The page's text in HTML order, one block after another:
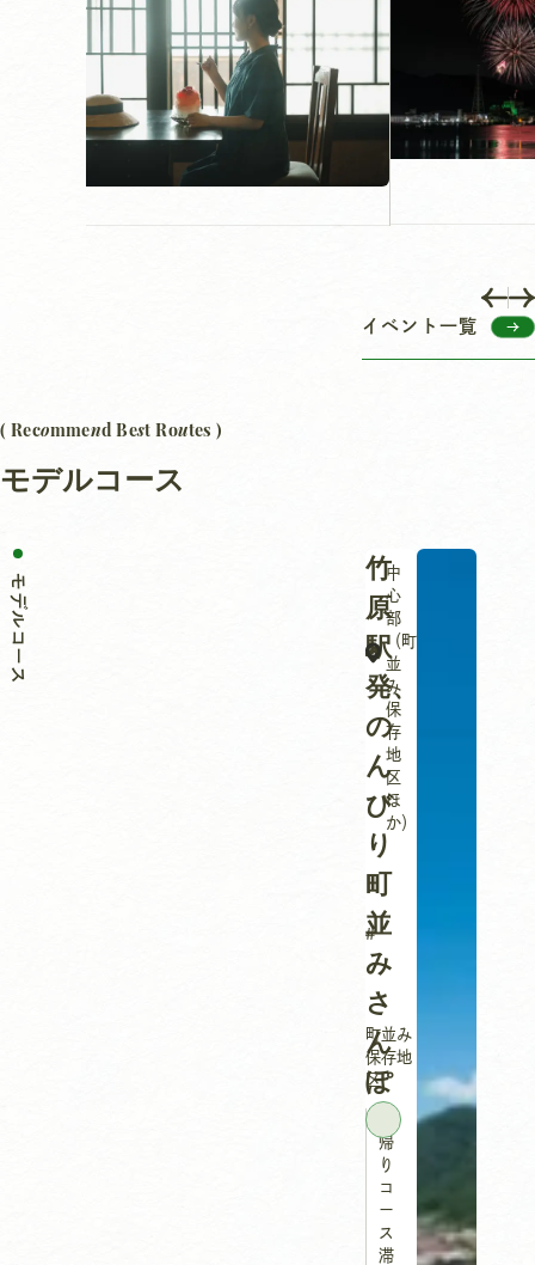
イベント一覧
( Recommend Best Routes )
モデルコース
モデルコース
竹
原
駅
発、
の
ん
び
り
町
並
み
さ
ん
ぽ
中
心
部
（町
並
み
保
存
地
区
ほ
か）
町並み
保存地
区
帰
り
コ
ー
ス
滞